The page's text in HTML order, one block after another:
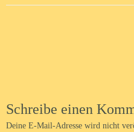
Schreibe einen
Deine E-Mail-Adresse wird nicht